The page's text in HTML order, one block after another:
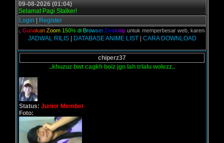
09-08-2026 (01:04)
Selamat Pagi Stalker!
Login
Register
G unakan Zoom 15 0% di Br owser Desktopuntuk memperbesar web, karena aslinya
JADWAL RILIS| DATABASE ANIME LIST| CARA DOWNLOAD
chiperz37
..khuzuz bwt cagkh boiz jgn lah trlalu wolezz..
Status: Junior Member
Foto: